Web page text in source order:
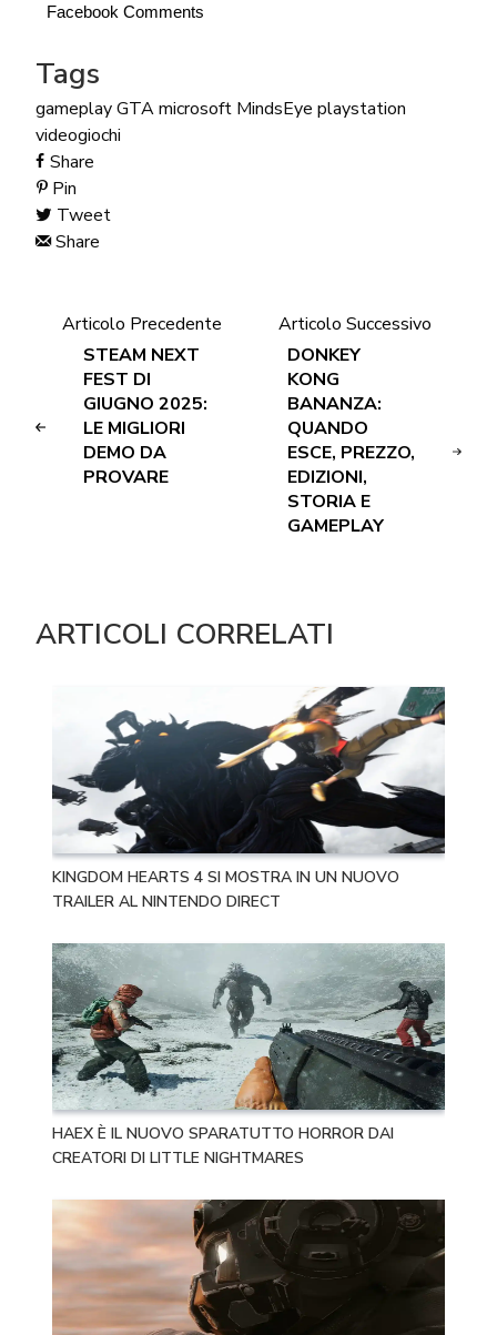
Facebook Comments
Tags
gameplayGTAmicrosoft MindsEye playstation
videogiochi
Share
Pin
Tweet
Share
Articolo Precedente
STEAM NEXT
FEST DI
GIUGNO 2025:
LE MIGLIORI
DEMO DA
PROVARE
Articolo Successivo
DONKEY
KONG
BANANZA:
QUANDO
ESCE, PREZZO,
EDIZIONI,
STORIA E
GAMEPLAY
ARTICOLI CORRELATI
KINGDOM HEARTS 4 SI MOSTRA IN UN NUOVO
TRAILER AL NINTENDO DIRECT
HAEX È IL NUOVO SPARATUTTO HORROR DAI
CREATORI DI LITTLE NIGHTMARES